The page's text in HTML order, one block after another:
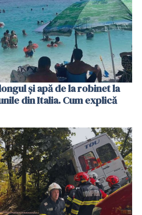
și apă de la robinet la
din Italia. Cum explică